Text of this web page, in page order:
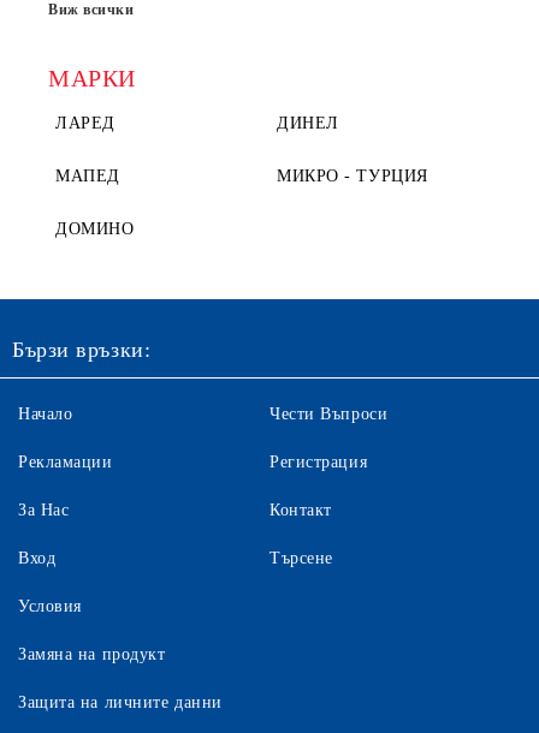
Виж всички
МАРКИ
ЛАРЕД ДИНЕЛ
МАПЕД МИКРО - ТУРЦИЯ
ДОМИНО
Бързи връзки:
Начало
Рекламации
За Нас
Вход
Чести Въпроси
Регистрация
Контакт
Търсене
Условия
Замяна на продукт
Защита на личните данни